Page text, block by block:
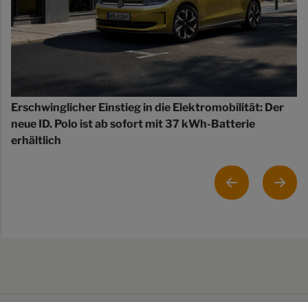
Erschwinglicher Einstieg in die Elektromobilität: Der
neue ID. Polo ist ab sofort mit 37 kWh-Batterie
erhältlich